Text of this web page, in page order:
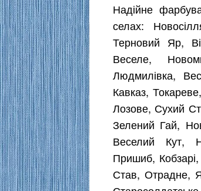
Надійне
селах:
Терновий Яр,
Веселе,
Людмилівка,
Кавказ,
Лозове, Сухий
Зелений Гай,
Веселий Кут,
Пришиб,
Став, Отрадне,